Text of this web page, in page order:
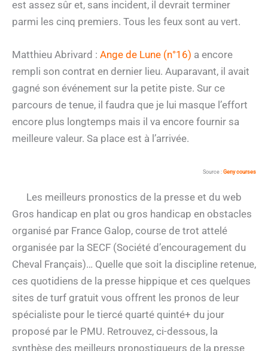
est assez sûr et, sans incident, il devrait terminer
parmi les cinq premiers. Tous les feux sont au vert.
Matthieu Abrivard : Ange de Lune (n°16) a encore
rempli son contrat en dernier lieu. Auparavant, il avait
gagné son événement sur la petite piste. Sur ce
parcours de tenue, il faudra que je lui masque l’effort
encore plus longtemps mais il va encore fournir sa
meilleure valeur. Sa place est à l’arrivée.
Source : Geny courses
Les meilleurs pronostics de la presse et du web
Gros handicap en plat ou gros handicap en obstacles
organisé par France Galop, course de trot attelé
organisée par la SECF (Société d’encouragement du
Cheval Français)… Quelle que soit la discipline retenue,
ces quotidiens de la presse hippique et ces quelques
sites de turf gratuit vous offrent les pronos de leur
spécialiste pour le tiercé quarté quinté+ du jour
proposé par le PMU. Retrouvez, ci-dessous, la
synthèse des meilleurs pronostiqueurs de la presse